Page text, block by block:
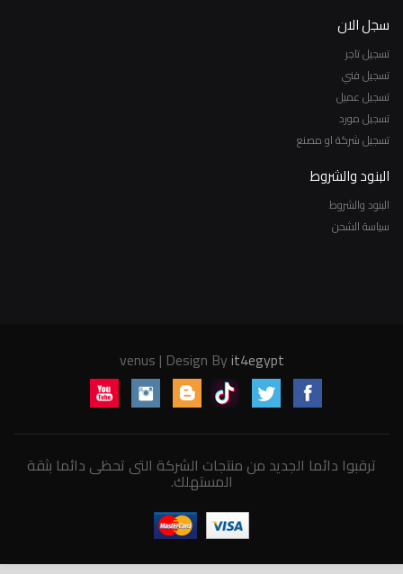
سجل الان
تسجيل تاجر
تسجيل فني
تسجيل عميل
تسجيل مورد
تسجيل شركة او مصنع
البنود والشروط
البنود والشروط
سياسة الشحن
venus | Design Byit4egypt
ترقبوا دائما الجديد من منتجات الشركة التى تحظى دائما بثقة
المستهلك.